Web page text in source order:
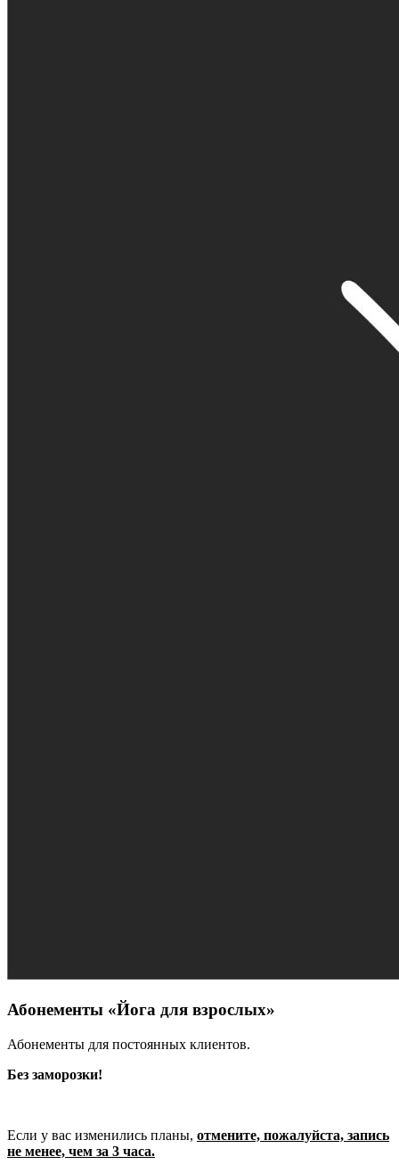
Абонементы «Йога для взрослых»
Абонементы для постоянных клиентов.
Без заморозки!
Если у вас изменились планы, отмените, пожалуйста, запись
не менее, чем за 3 часа.